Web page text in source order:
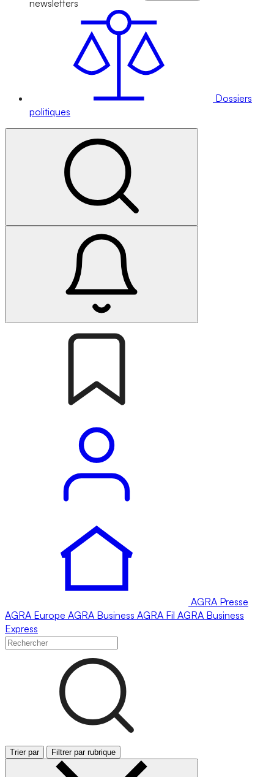
newsletters
Dossiers
politiques
AGRA Presse
AGRA Europe AGRA Business AGRA Fil AGRA Business
Express
Trier par Filtrer par rubrique